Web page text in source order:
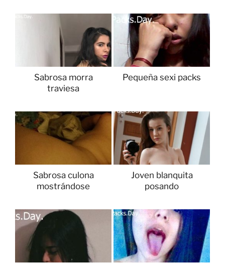
Sabrosa morra
traviesa
Pequeña sexi packs
Sabrosa culona
mostrándose
Joven blanquita
posando